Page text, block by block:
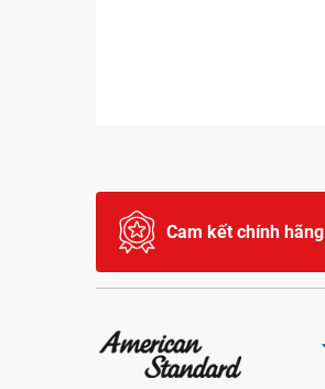
Cam kết chính hãng